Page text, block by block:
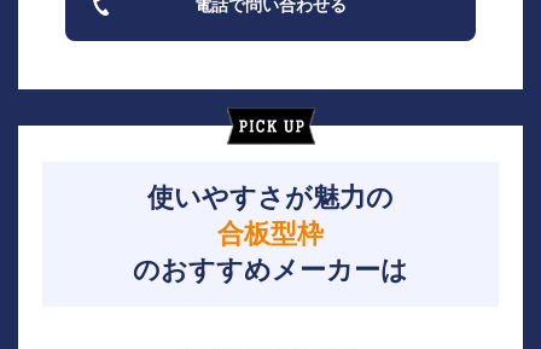
使いやすさが魅力の
合板型枠
のおすすめメーカーは
電話で問い合わせる